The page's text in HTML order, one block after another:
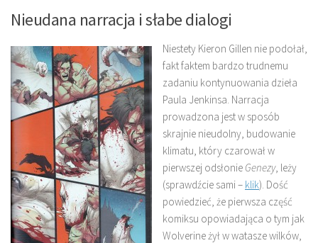
Nieudana narracja i słabe dialogi
Niestety Kieron Gillen nie podołał,
fakt faktem bardzo trudnemu
zadaniu kontynuowania dzieła
Paula Jenkinsa. Narracja
prowadzona jest w sposób
skrajnie nieudolny, budowanie
klimatu, który czarował w
pierwszej odsłonie Genezy, leży
(sprawdźcie sami – klik). Dość
powiedzieć, że pierwsza część
komiksu opowiadająca o tym jak
Wolverine żył w watasze wilków,